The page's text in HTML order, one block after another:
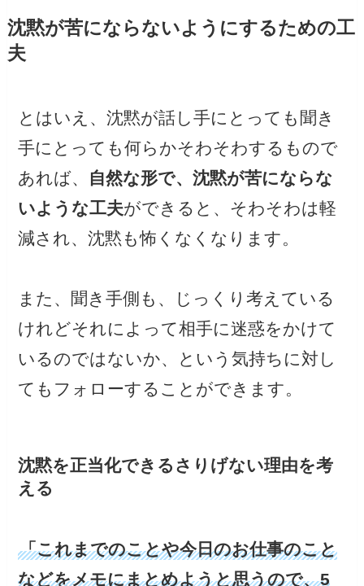
沈黙が苦にならないようにするための工
夫
とはいえ、沈黙が話し手にとっても聞き
手にとっても何らかそわそわするもので
あれば、
自然な形で、沈黙が苦にならな
いような工夫ができると、そわそわは軽
減され、沈黙も怖くなくなります。
また、聞き手側も、じっくり考えている
けれどそれによって相手に迷惑をかけて
いるのではないか、という気持ちに対し
てもフォローすることができます。
沈黙を正当化できるさりげない理由を考
える
「これまでのことや今日のお仕事のこと
などをメモにまとめようと思うので、5